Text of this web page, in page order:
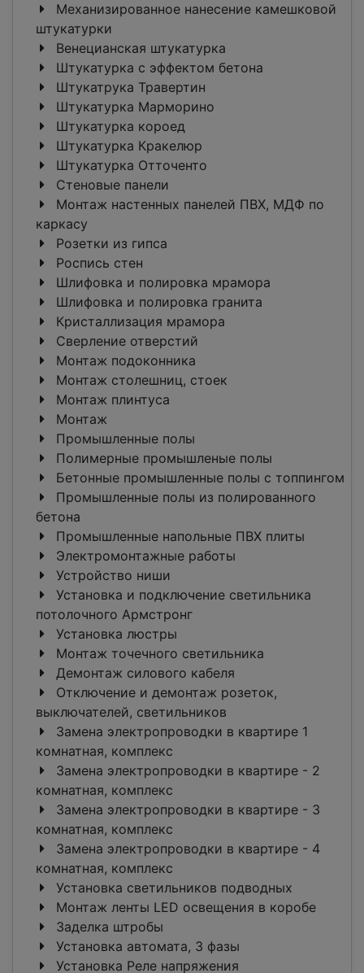
Механизированное нанесение камешковой
штукатурки
Венецианская штукатурка
Штукатурка с эффектом бетона
Штукатрука Травертин
Штукатурка Марморино
Штукатурка короед
Штукатурка Кракелюр
Штукатурка Отточенто
Стеновые панели
Монтаж настенных панелей ПВХ, МДФ по
каркасу
Розетки из гипса
Роспись стен
Шлифовка и полировка мрамора
Шлифовка и полировка гранита
Кристаллизация мрамора
Сверление отверстий
Монтаж подоконника
Монтаж столешниц, стоек
Монтаж плинтуса
Монтаж
Промышленные полы
Полимерные промышленые полы
Бетонные промышленные полы с топпингом
Промышленные полы из полированного
бетона
Промышленные напольные ПВХ плиты
Электромонтажные работы
Устройство ниши
Установка и подключение светильника
потолочного Армстронг
Установка люстры
Монтаж точечного светильника
Демонтаж силового кабеля
Отключение и демонтаж розеток,
выключателей, светильников
Замена электропроводки в квартире 1
комнатная, комплекс
Замена электропроводки в квартире - 2
комнатная, комплекс
Замена электропроводки в квартире - 3
комнатная, комплекс
Замена электропроводки в квартире - 4
комнатная, комплекс
Установка светильников подводных
Монтаж ленты LED освещения в коробе
Заделка штробы
Установка автомата, 3 фазы
Установка Реле напряжения